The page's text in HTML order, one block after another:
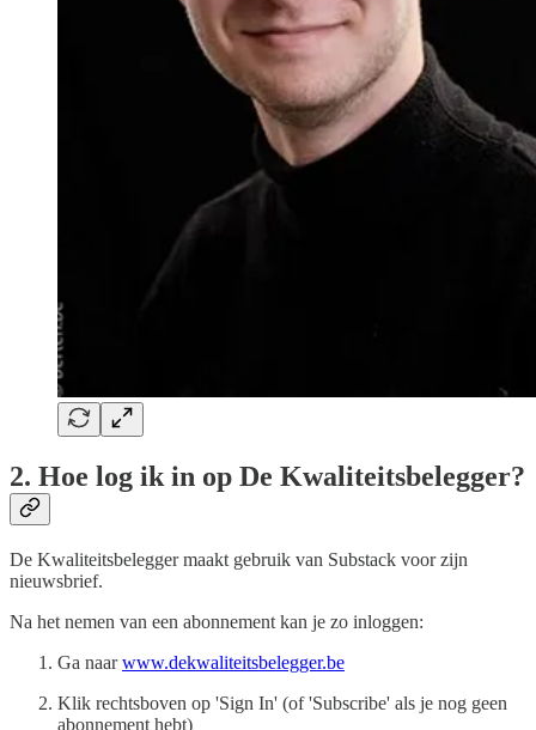
2. Hoe log ik in op De Kwaliteitsbelegger?
De Kwaliteitsbelegger maakt gebruik van Substack voor zijn
nieuwsbrief.
Na het nemen van een abonnement kan je zo inloggen:
Ga naarwww.dekwaliteitsbelegger.be
Klik rechtsboven op 'Sign In' (of 'Subscribe' als je nog geen
abonnement hebt)